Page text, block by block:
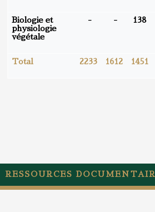
Biologie et
physiologie
végétale
- - 138
Total 2233 1612 1451
RESSOURCES